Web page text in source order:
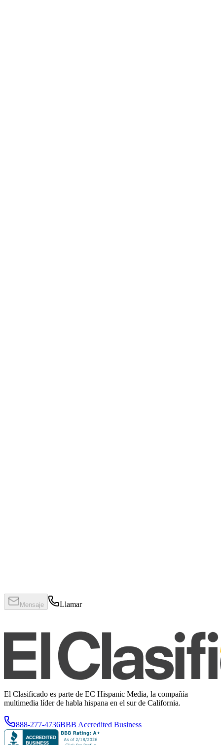
Mensaje Llamar
El Clasificado es parte de EC Hispanic Media, la compañía
multimedia líder de habla hispana en el sur de California.
888-277-4736BBB Accredited Business